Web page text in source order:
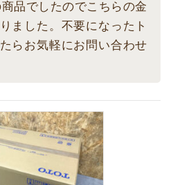
品でしたのでこちらの金
ました。不要になったト
らお気軽にお問い合わせ